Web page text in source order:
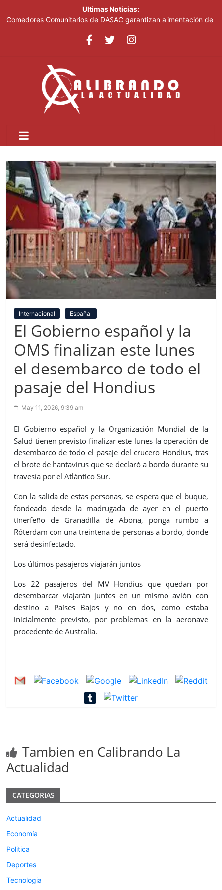
Ultimas Noticias:
Comedores Comunitarios de DASAC garantizan alimentación de
Centroamericanos y del Caribe Santo Domingo 2026
Senado de EE. UU. aprueba nuevo paquete de sanciones a
Italia dice que no acepta ultimátums y mantendrá la suspensión
del Schengen con España
Fransheska Matías gana dos plata en el torneo de pesas de los
Internacional España
El Gobierno español y la
OMS finalizan este lunes
el desembarco de todo el
pasaje del Hondius
May 11, 2026, 9:39 am
El Gobierno español y la Organización Mundial de la
Salud tienen previsto finalizar este lunes la operación de
desembarco de todo el pasaje del crucero Hondius, tras
el brote de hantavirus que se declaró a bordo durante su
travesía por el Atlántico Sur.
Con la salida de estas personas, se espera que el buque,
fondeado desde la madrugada de ayer en el puerto
tinerfeño de Granadilla de Abona, ponga rumbo a
Róterdam con una treintena de personas a bordo, donde
será desinfectado.
Los últimos pasajeros viajarán juntos
Los 22 pasajeros del MV Hondius que quedan por
desembarcar viajarán juntos en un mismo avión con
destino a Países Bajos y no en dos, como estaba
inicialmente previsto, por problemas en la aeronave
procedente de Australia.
Tambien en Calibrando La
Actualidad
CATEGORIAS
Actualidad
Economía
Politica
Deportes
Tecnologia